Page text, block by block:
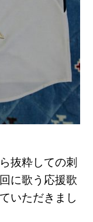
抜粋しての刺
に歌う応援歌
いただきまし